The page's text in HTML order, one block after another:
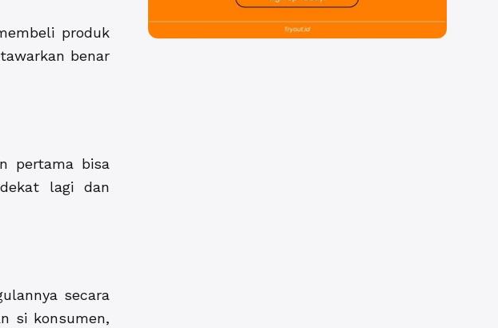
produk
benar
pertama bisa
lagi dan
secara
si konsumen,